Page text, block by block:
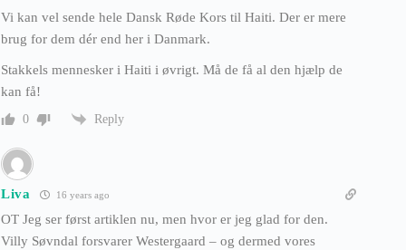
Vi kan vel sende hele Dansk Røde Kors til Haiti. Der er mere
brug for dem dér end her i Danmark.
Stakkels mennesker i Haiti i øvrigt. Må de få al den hjælp de
kan få!
0 Reply
Liva 16 years ago
OT Jeg ser først artiklen nu, men hvor er jeg glad for den.
Villy Søvndal forsvarer Westergaard – og dermed vores